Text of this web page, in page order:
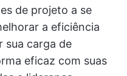
de projeto a se
a eficiência
sua carga de
eficaz com suas